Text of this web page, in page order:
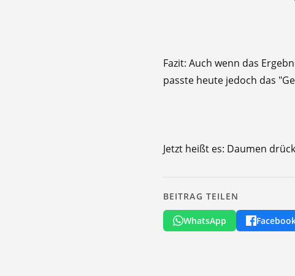
​Fazit: Auch wenn das
passte heute jedoch das
​Jetzt heißt es: Daumen
BEITRAG TEILEN
WhatsApp